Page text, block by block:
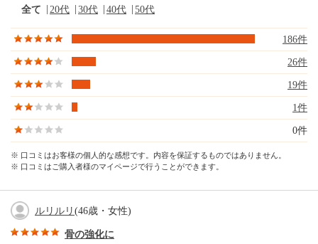
全て 20代 30代 40代 50代
186件
26件
19件
1件
0件
※ 口コミはお客様の個人的な感想です。内容を保証するものではありません。
※ 口コミはご購入者様のマイページで行うことができます。
ルリルリ (46歳・女性)
骨の強化に